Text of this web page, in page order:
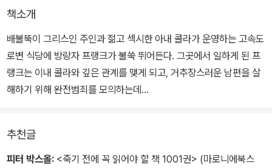
책소개
배불뚝이 그리스인 주인과 젊고 섹시한 아내 콜라가 운영하는 고속도
로변 식당에 방랑자 프랭크가 불쑥 뛰어든다. 그곳에서 일하게 된 프
랭크는 이내 콜라와 깊은 관계를 맺게 되고, 거추장스러운 남편을 살
해하기 위해 완전범죄를 모의하는데...
추천글
피터 박스올: <죽기 전에 꼭 읽어야 할 책 1001권> (마로니에북스